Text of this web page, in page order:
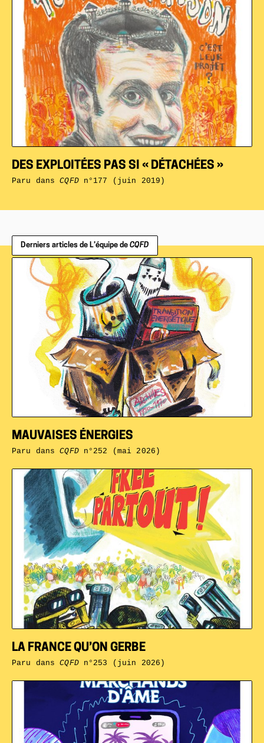
DES EXPLOITÉES PAS SI « DÉTACHÉES »
Paru dansCQFDn°177 (juin 2019)
Derniers articles de L’équipe de CQFD
LA FRANCE QU’ON GERBE
Paru dansCQFDn°253 (juin 2026)
MAUVAISES ÉNERGIES
Paru dansCQFDn°252 (mai 2026)